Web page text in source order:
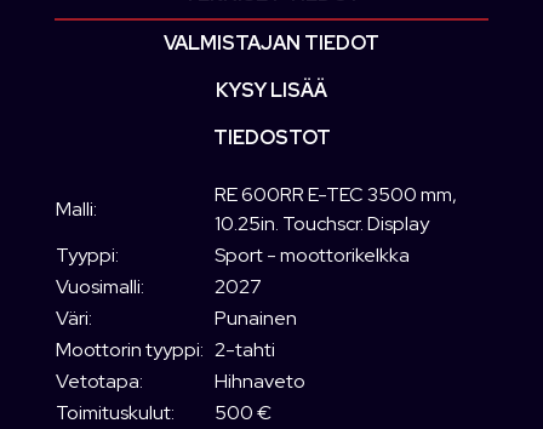
VALMISTAJAN TIEDOT
KYSY LISÄÄ
TIEDOSTOT
Malli:
RE 600RR E-TEC 3500 mm,
10.25in. Touchscr. Display
Tyyppi:
Sport - moottorikelkka
Vuosimalli:
2027
Väri:
Punainen
Moottorin tyyppi: 2-tahti
Vetotapa:
Hihnaveto
Toimituskulut:
500 €